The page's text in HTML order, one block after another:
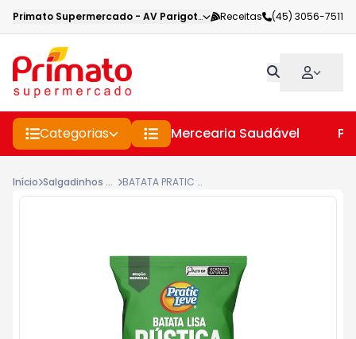
Primato Supermercado - AV Parigot de Souza,Toledo-PR
Receitas (45) 3056-7511
Categorias Mercearia Saudável
Início Salgadinhos Diversos BATATA PRATIC LEVE 80G RUSTICA CEBOLA E SALSA